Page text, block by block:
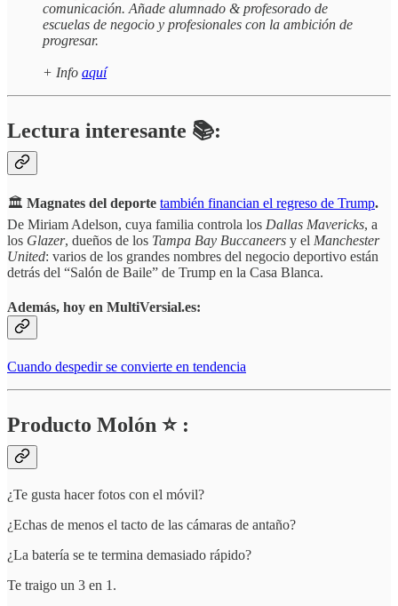
comunicación. Añade alumnado & profesorado de
escuelas de negocio y profesionales con la ambición de
progresar.
+ Info aquí
Lectura interesante 📚:
🏛️ Magnates del deporte también financian el regreso de Trump.
De Miriam Adelson, cuya familia controla los Dallas Mavericks, a
los Glazer, dueños de los Tampa Bay Buccaneers y el Manchester
United: varios de los grandes nombres del negocio deportivo están
detrás del “Salón de Baile” de Trump en la Casa Blanca.
Además, hoy en MultiVersial.es:
Cuando despedir se convierte en tendencia
Producto Molón ⭐ :
¿Te gusta hacer fotos con el móvil?
¿Echas de menos el tacto de las cámaras de antaño?
¿La batería se te termina demasiado rápido?
Te traigo un 3 en 1.